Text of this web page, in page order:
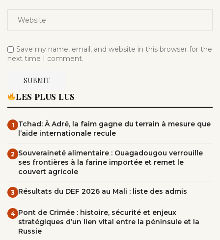
Save my name, email, and website in this browser for the
next time I comment.
LES PLUS LUS
1
Tchad: À Adré, la faim gagne du terrain à mesure que
l’aide internationale recule
2 Souveraineté alimentaire : Ouagadougou verrouille
ses frontières à la farine importée et remet le
couvert agricole
3 Résultats du DEF 2026 au Mali : liste des admis
4 Pont de Crimée : histoire, sécurité et enjeux
stratégiques d’un lien vital entre la péninsule et la
Russie